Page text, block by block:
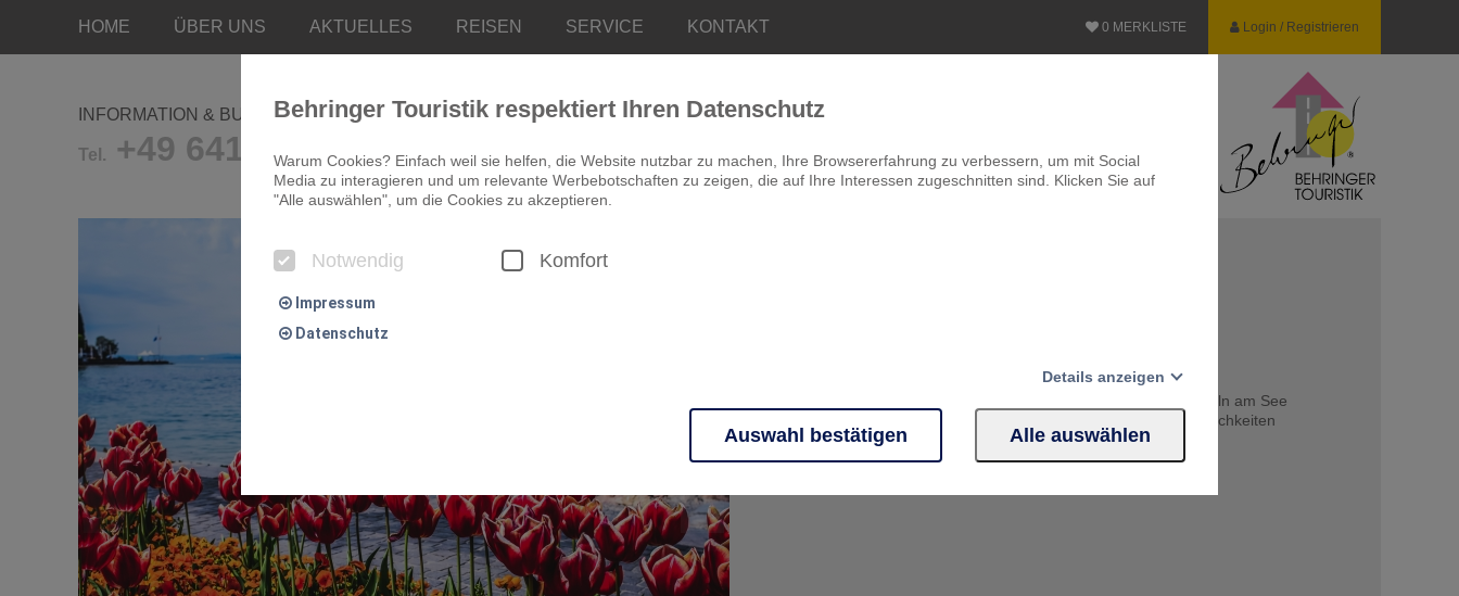
HOME ÜBER UNS AKTUELLES REISEN SERVICE KONTAKT Login / Registrieren
0 MERKLISTE
INFORMATION & BUCHUNG
Tel. +49 641/9681-0
Tulpenmeer im Parco Sigurtà und entspannte Zeit zum Bummeln am See
Genussfest mit frisch gestochenem Spargel und weiteren Köstlichkeiten
Behringer Touristik respektiert Ihren Datenschutz
Warum Cookies? Einfach weil sie helfen, die Website nutzbar zu machen, Ihre Browsererfahrung zu verbessern, um mit Social
Media zu interagieren und um relevante Werbebotschaften zu zeigen, die auf Ihre Interessen zugeschnitten sind. Klicken Sie auf
"Alle auswählen", um die Cookies zu akzeptieren.
Notwendig Komfort
Impressum
Datenschutz
Details anzeigen
Essentielle Cookies ermöglichen grundlegende Funktionen und sind für die einwandfreie Funktion der Website erforderlich.
Diese Cookies ermöglichen die Interaktion mit Facebook und Google Maps. Sie werden für die einwandfreie Funktion der Website
nicht benötigt.
Auswahl bestätigen Alle auswählen